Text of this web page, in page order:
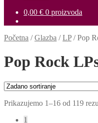
0,00 € 0 proizvoda
Početna /Glazba /LP/Pop
Pop Rock
Prikazujemo 1–16 od 119
1